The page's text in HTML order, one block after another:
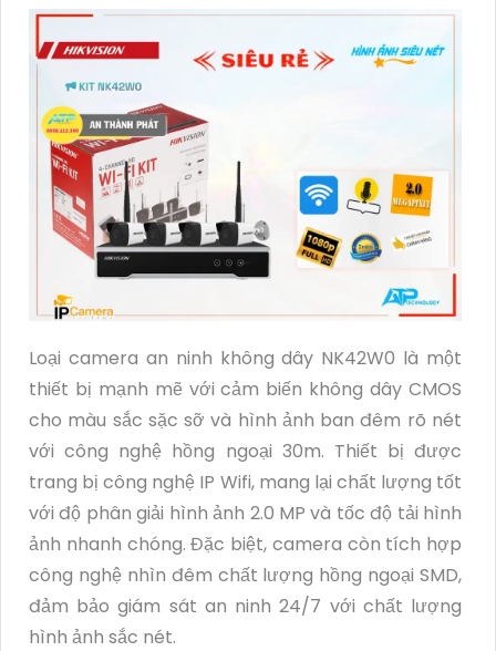
Loại camera an ninh không dây NK42W0 là một
thiết bị mạnh mẽ với cảm biến không dây CMOS
cho màu sắc sặc sỡ và hình ảnh ban đêm rõ nét
với công nghệ hồng ngoại 30m. Thiết bị được
trang bị công nghệ IP Wifi, mang lại chất lượng tốt
với độ phân giải hình ảnh 2.0 MP và tốc độ tải hình
ảnh nhanh chóng. Đặc biệt, camera còn tích hợp
công nghệ nhìn đêm chất lượng hồng ngoại SMD,
đảm bảo giám sát an ninh 24/7 với chất lượng
hình ảnh sắc nét.